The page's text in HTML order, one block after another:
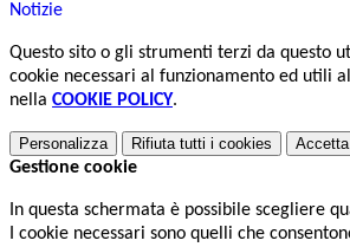
Notizie
Questo sito o gli strumenti terzi da questo
cookie necessari al funzionamento ed utili
nella COOKIE POLICY.
Personalizza Rifiuta tutti i cookies
Gestione cookie
In questa schermata è possibile scegliere
I cookie necessari sono quelli che